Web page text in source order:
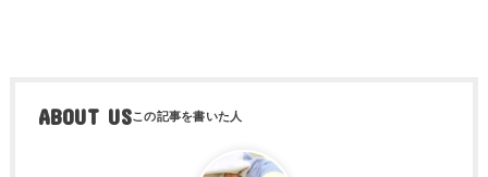
ABOUT US